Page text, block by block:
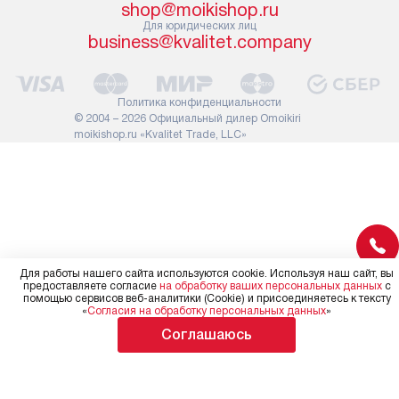
сотрудники транспортной
службы не имеют права
демонтировать дверцы, ручки
или другие выступающие
элементы, так как это может
повлиять на гарантийное
обслуживание в будущем.
требуется
shop@moikishop.ru
Для юридических лиц
business@kvalitet.company
© 2004 – 2026 Официальный дилер Omoikiri
moikishop.ru «Kvalitet Trade, LLC»
Политика конфиденциальности
Для работы нашего сайта используются cookie. Используя наш сайт, вы
предоставляете согласие на обработку ваших персональных данныхс
помощью сервисов веб-аналитики (Cookie) и присоединяетесь к тексту
«Согласия на обработку персональных данных»
Соглашаюсь